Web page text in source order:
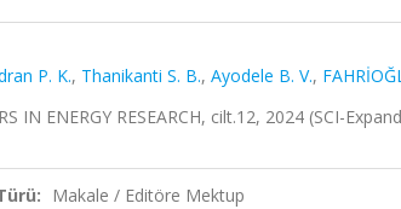
P. K., Thanikanti S. B., Ayodele B. V.,
IN ENERGY RESEARCH, cilt.12, 2024 (SCI-
Makale / Editöre Mektup